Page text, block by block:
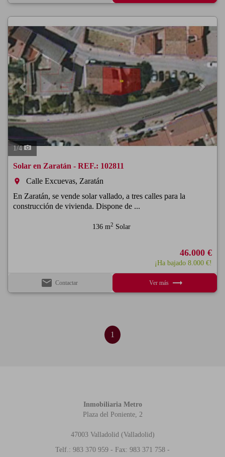
Next
1/4
Solar en Zaratán - REF.: 102811
room
Calle Excuevas, Zaratán
En Zaratán, se vende solar vallado, a tres calles para la
construcción de vivienda. Dispone de ...
136 m2 Solar
46.000 €
¡Ha bajado 8.000 €!
email Contactar Ver más trending_flat
1
Inmobiliaria Metro
Plaza del Poniente, 2
47003 Valladolid (Valladolid)
Telf.: 983 370 959 - Fax: 983 371 758 -